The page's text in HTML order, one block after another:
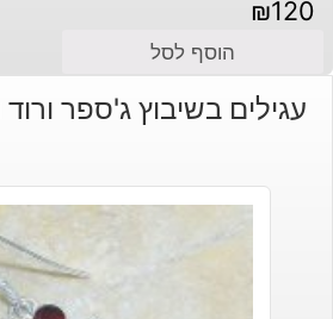
₪120
הוסף לסל
עגילים בשיבוץ ג'ספר ורוד